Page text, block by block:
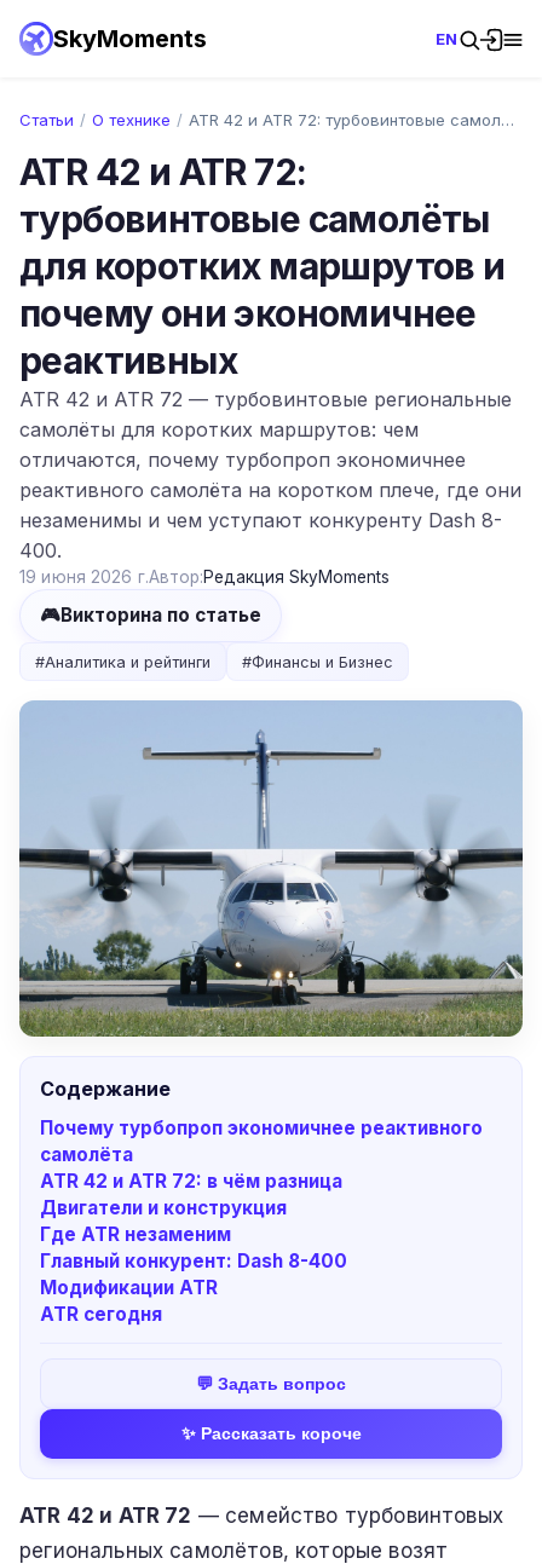
SkyMoments EN
Статьи / О технике / ATR 42 и ATR 72: турбовинтовые самолёты …
ATR 42 и ATR 72:
турбовинтовые самолёты
для коротких маршрутов и
почему они экономичнее
реактивных
ATR 42 и ATR 72 — турбовинтовые региональные
самолёты для коротких маршрутов: чем
отличаются, почему турбопроп экономичнее
реактивного самолёта на коротком плече, где они
незаменимы и чем уступают конкуренту Dash 8-
400.
19 июня 2026 г.Автор:Редакция SkyMoments
🎮Викторина по статье
#Аналитика и рейтинги #Финансы и Бизнес
Содержание
Почему турбопроп экономичнее реактивного
самолёта
ATR 42 и ATR 72: в чём разница
Двигатели и конструкция
Где ATR незаменим
Главный конкурент: Dash 8-400
Модификации ATR
ATR сегодня
💬 Задать вопрос
✨ Рассказать короче
ATR 42 и ATR 72 — семейство турбовинтовых
региональных самолётов, которые возят